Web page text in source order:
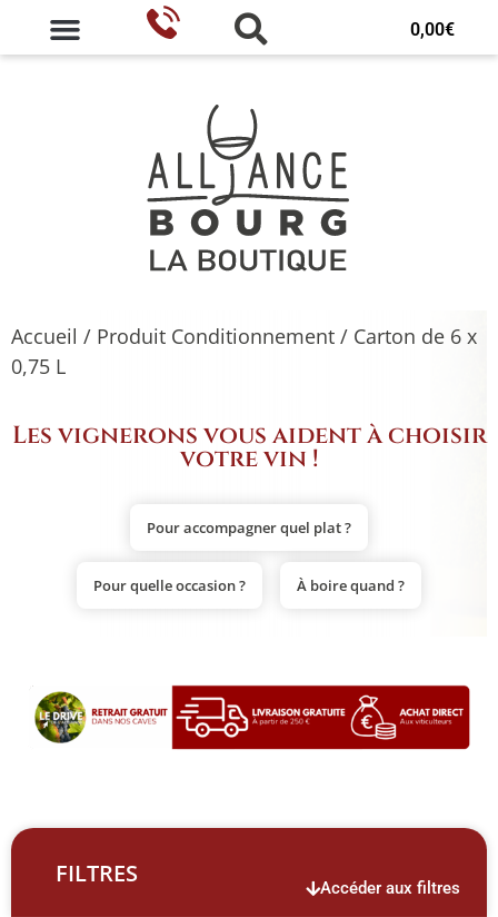
0,00€
Accueil / Produit Conditionnement / Carton de 6 x
0,75 L
Les vignerons vous aident à choisir
votre vin !
Pour accompagner quel plat ?
Pour quelle occasion ? À boire quand ?
FILTRES Accéder aux filtres